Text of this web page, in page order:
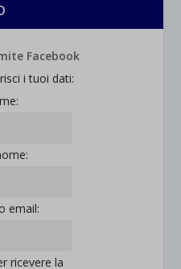
i tuoi dati:
email:
ricevere la